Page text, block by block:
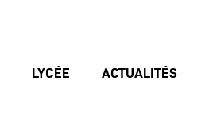
LYCÉE ACTUALITÉS